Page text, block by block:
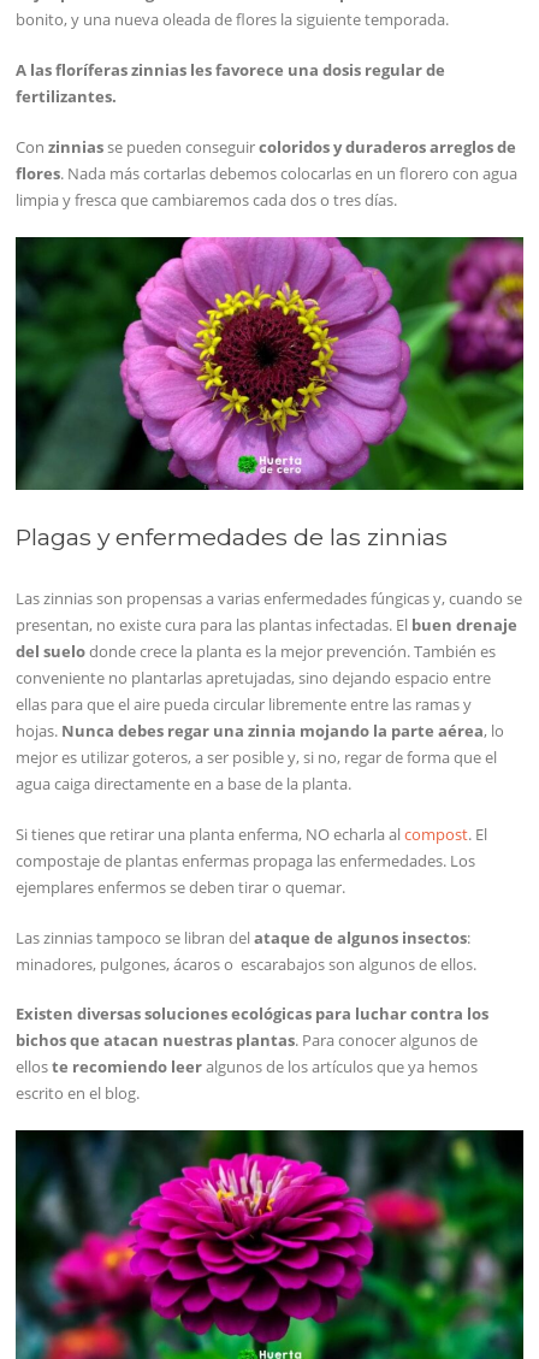
bonito, y una nueva oleada de flores la siguiente temporada.
A las floríferas zinnias les favorece una dosis regular de
fertilizantes.
Conzinniasse pueden conseguircoloridos y duraderos arreglos de
flores. Nada más cortarlas debemos colocarlas en un florero con agua
limpia y fresca que cambiaremos cada dos o tres días.
Plagas y enfermedades de las zinnias
Las zinnias son propensas a varias enfermedades fúngicas y, cuando se
presentan, no existe cura para las plantas infectadas. El buen drenaje
del suelodonde crece la planta es la mejor prevención. También es
conveniente no plantarlas apretujadas, sino dejando espacio entre
ellas para que el aire pueda circular libremente entre las ramas y
hojas. Nunca debes regar una zinnia mojando la parte aérea, lo
mejor es utilizar goteros, a ser posible y, si no, regar de forma que el
agua caiga directamente en a base de la planta.
Si tienes que retirar una planta enferma, NO echarla alcompost. El
compostaje de plantas enfermas propaga las enfermedades. Los
ejemplares enfermos se deben tirar o quemar.
Las zinnias tampoco se libran delataque de algunos insectos:
minadores, pulgones, ácaros o escarabajos son algunos de ellos.
Existen diversas soluciones ecológicas para luchar contra los
bichos que atacan nuestras plantas. Para conocer algunos de
elloste recomiendo leeralgunos de los artículos que ya hemos
escrito en el blog.